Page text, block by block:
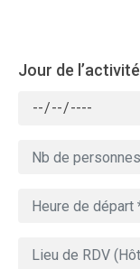
Jour de l’activité